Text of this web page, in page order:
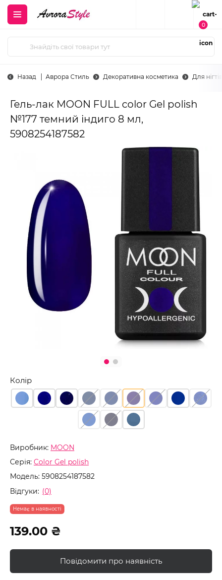
0
Назад Аврора Стиль Декоративна косметика Для нігтів
Гель-лак MOON FULL color Gel polish
№177 темний індиго 8 мл,
5908254187582
Виробник: MOON
Серія: Color Gel polish
Модель: 5908254187582
Відгуки: (0)
Немає в наявності
Колір
139.00 ₴
Повідомити про наявність